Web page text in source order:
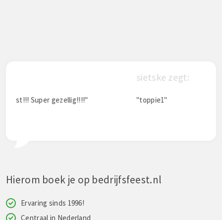
"toppie1"
Hierom boek je op bedrijfsfeest.nl
Ervaring sinds 1996!
Centraal in Nederland